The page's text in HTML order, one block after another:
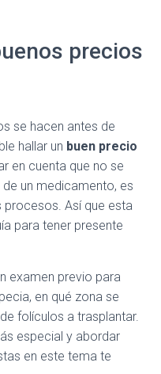
precios
se hacen antes de
hallar un buen precio
en cuenta que no se
un medicamento, es
procesos. Así que esta
para tener presente
examen previo para
en qué zona se
folículos a trasplantar.
especial y abordar
en este tema te